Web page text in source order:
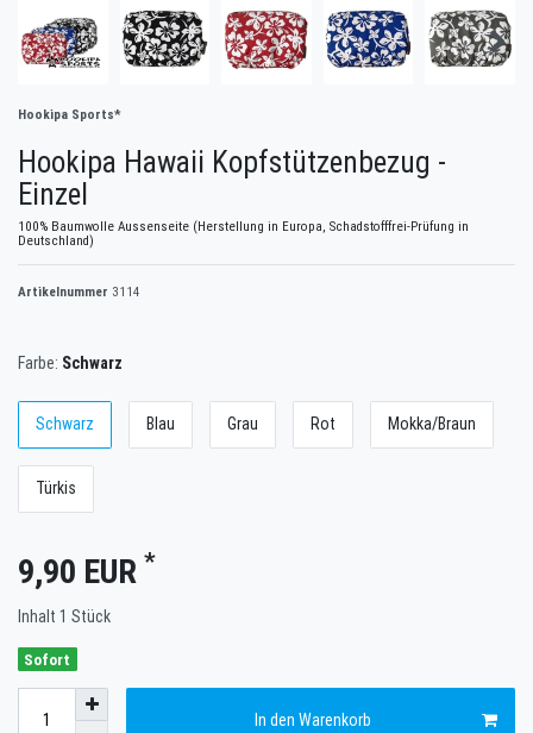
Hookipa Sports*
Hookipa Hawaii Kopfstützenbezug -
Einzel
100% Baumwolle Aussenseite (Herstellung in Europa, Schadstofffrei-Prüfung in
Deutschland)
Artikelnummer 3114
Farbe: Schwarz
Schwarz Blau Grau Rot Mokka/Braun
Türkis
9,90 EUR *
Inhalt 1 Stück
Sofort
In den Warenkorb